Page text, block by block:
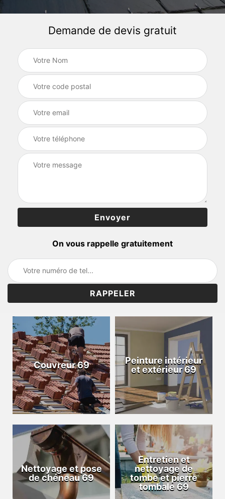
Demande de devis gratuit
On vous rappelle gratuitement
Couvreur 69
Peinture intérieur
et extérieur 69
Nettoyage et pose
de chéneau 69
Entretien et
nettoyage de
tombe et pierre
tombale 69